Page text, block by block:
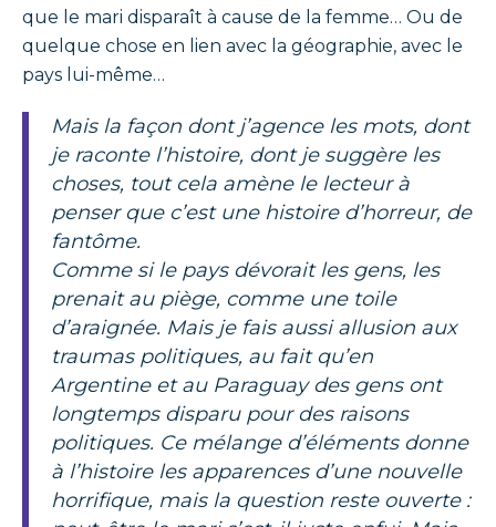
que le mari disparaît à cause de la femme… Ou de
quelque chose en lien avec la géographie, avec le
pays lui-même…
Mais la façon dont j’agence les mots, dont
je raconte l’histoire, dont je suggère les
choses, tout cela amène le lecteur à
penser que c’est une histoire d’horreur, de
fantôme.
Comme si le pays dévorait les gens, les
prenait au piège, comme une toile
d’araignée. Mais je fais aussi allusion aux
traumas politiques, au fait qu’en
Argentine et au Paraguay des gens ont
longtemps disparu pour des raisons
politiques. Ce mélange d’éléments donne
à l’histoire les apparences d’une nouvelle
horrifique, mais la question reste ouverte :